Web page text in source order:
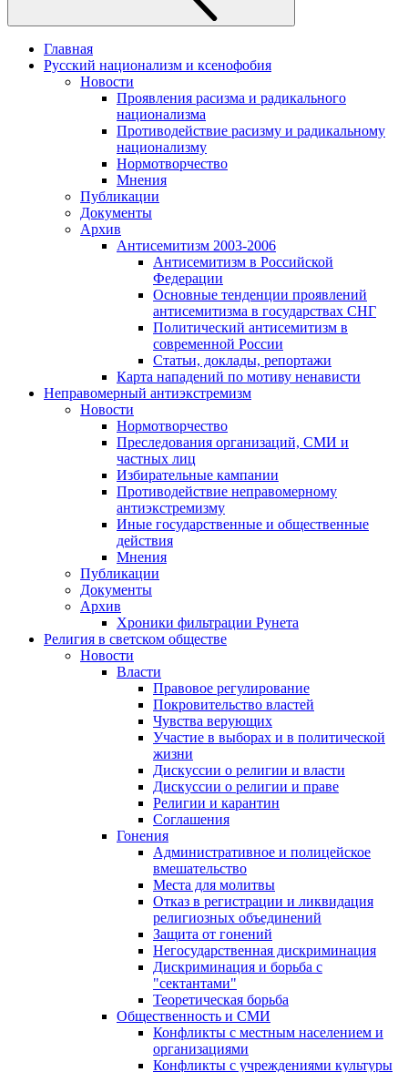
Главная
Русский национализм и ксенофобия
Новости
Проявления расизма и радикального
национализма
Противодействие расизму и радикальному
национализму
Нормотворчество
Мнения
Публикации
Документы
Архив
Антисемитизм 2003-2006
Антисемитизм в Российской
Федерации
Основные тенденции проявлений
антисемитизма в государствах СНГ
Политический антисемитизм в
современной России
Статьи, доклады, репортажи
Карта нападений по мотиву ненависти
Неправомерный антиэкстремизм
Новости
Нормотворчество
Преследования организаций, СМИ и
частных лиц
Избирательные кампании
Противодействие неправомерному
антиэкстремизму
Иные государственные и общественные
действия
Мнения
Публикации
Документы
Архив
Хроники фильтрации Рунета
Религия в светском обществе
Новости
Власти
Правовое регулирование
Покровительство властей
Чувства верующих
Участие в выборах и в политической
жизни
Дискуссии о религии и власти
Дискуссии о религии и праве
Религии и карантин
Соглашения
Гонения
Административное и полицейское
вмешательство
Места для молитвы
Отказ в регистрации и ликвидация
религиозных объединений
Защита от гонений
Негосударственная дискриминация
Дискриминация и борьба с
"сектантами"
Теоретическая борьба
Общественность и СМИ
Конфликты с местным населением и
организациями
Конфликты с учреждениями культуры